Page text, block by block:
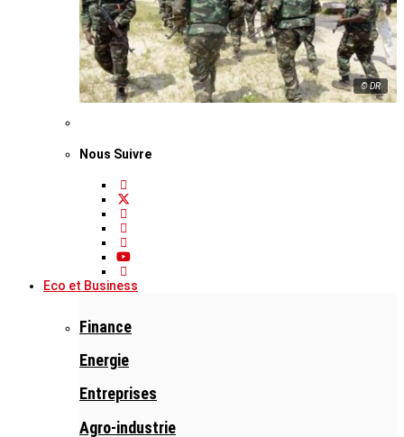
© DR
Nous Suivre
Eco et Business
Finance
Energie
Entreprises
Agro-industrie